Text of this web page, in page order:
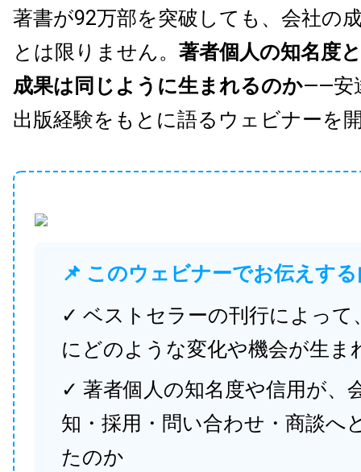
著書が92万部を突破しても、会社の
とは限りません。 著者個人の知名度
成果は同じように生まれるのか——安
出版経験をもとに語るウェビナーを
📌 このウェビナーでお伝えす
✓ ベストセラーの刊行によって
にどのような変化や機会が生ま
✓ 著者個人の知名度や信用が、
知・採用・問い合わせ・商談へ
たのか